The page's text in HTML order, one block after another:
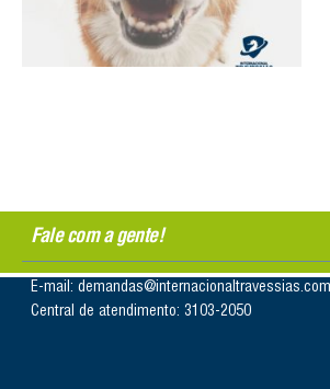
Fale com a gente!
E-mail:
Central de atendimento: 3103-2050